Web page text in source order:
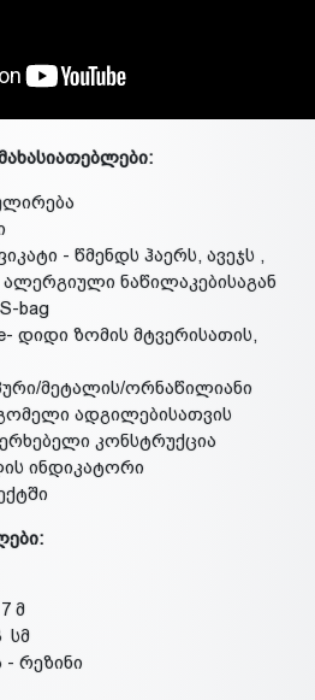
- წმენდს ჰაერს, ავეჯს ,
ნაწილაკებისაგან
bag
დიდი ზომის მტვერისათის,
მეტალის/ორნაწილიანი
ადგილებისათვის
კონსტრუქცია
ინდიკატორი
მ
სმ
რეზინი